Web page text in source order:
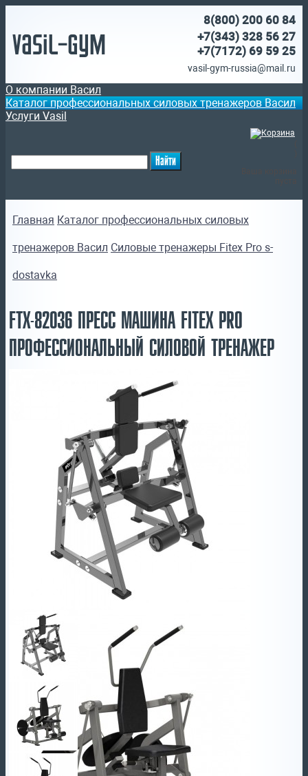
Vasil-Gym
8(800) 200 60 84
+7(343) 328 56 27
+7(7172) 69 59 25
vasil-gym-russia@mail.ru
О компании Васил
Каталог профессиональных силовых тренажеров Васил
Услуги Vasil
Главная Каталог профессиональных силовых
тренажеров Васил Силовые тренажеры Fitex Pro s-
dostavka
FTX-82036 ПРЕСС МАШИНА FITEX PRO
ПРОФЕССИОНАЛЬНЫЙ СИЛОВОЙ ТРЕНАЖЕР